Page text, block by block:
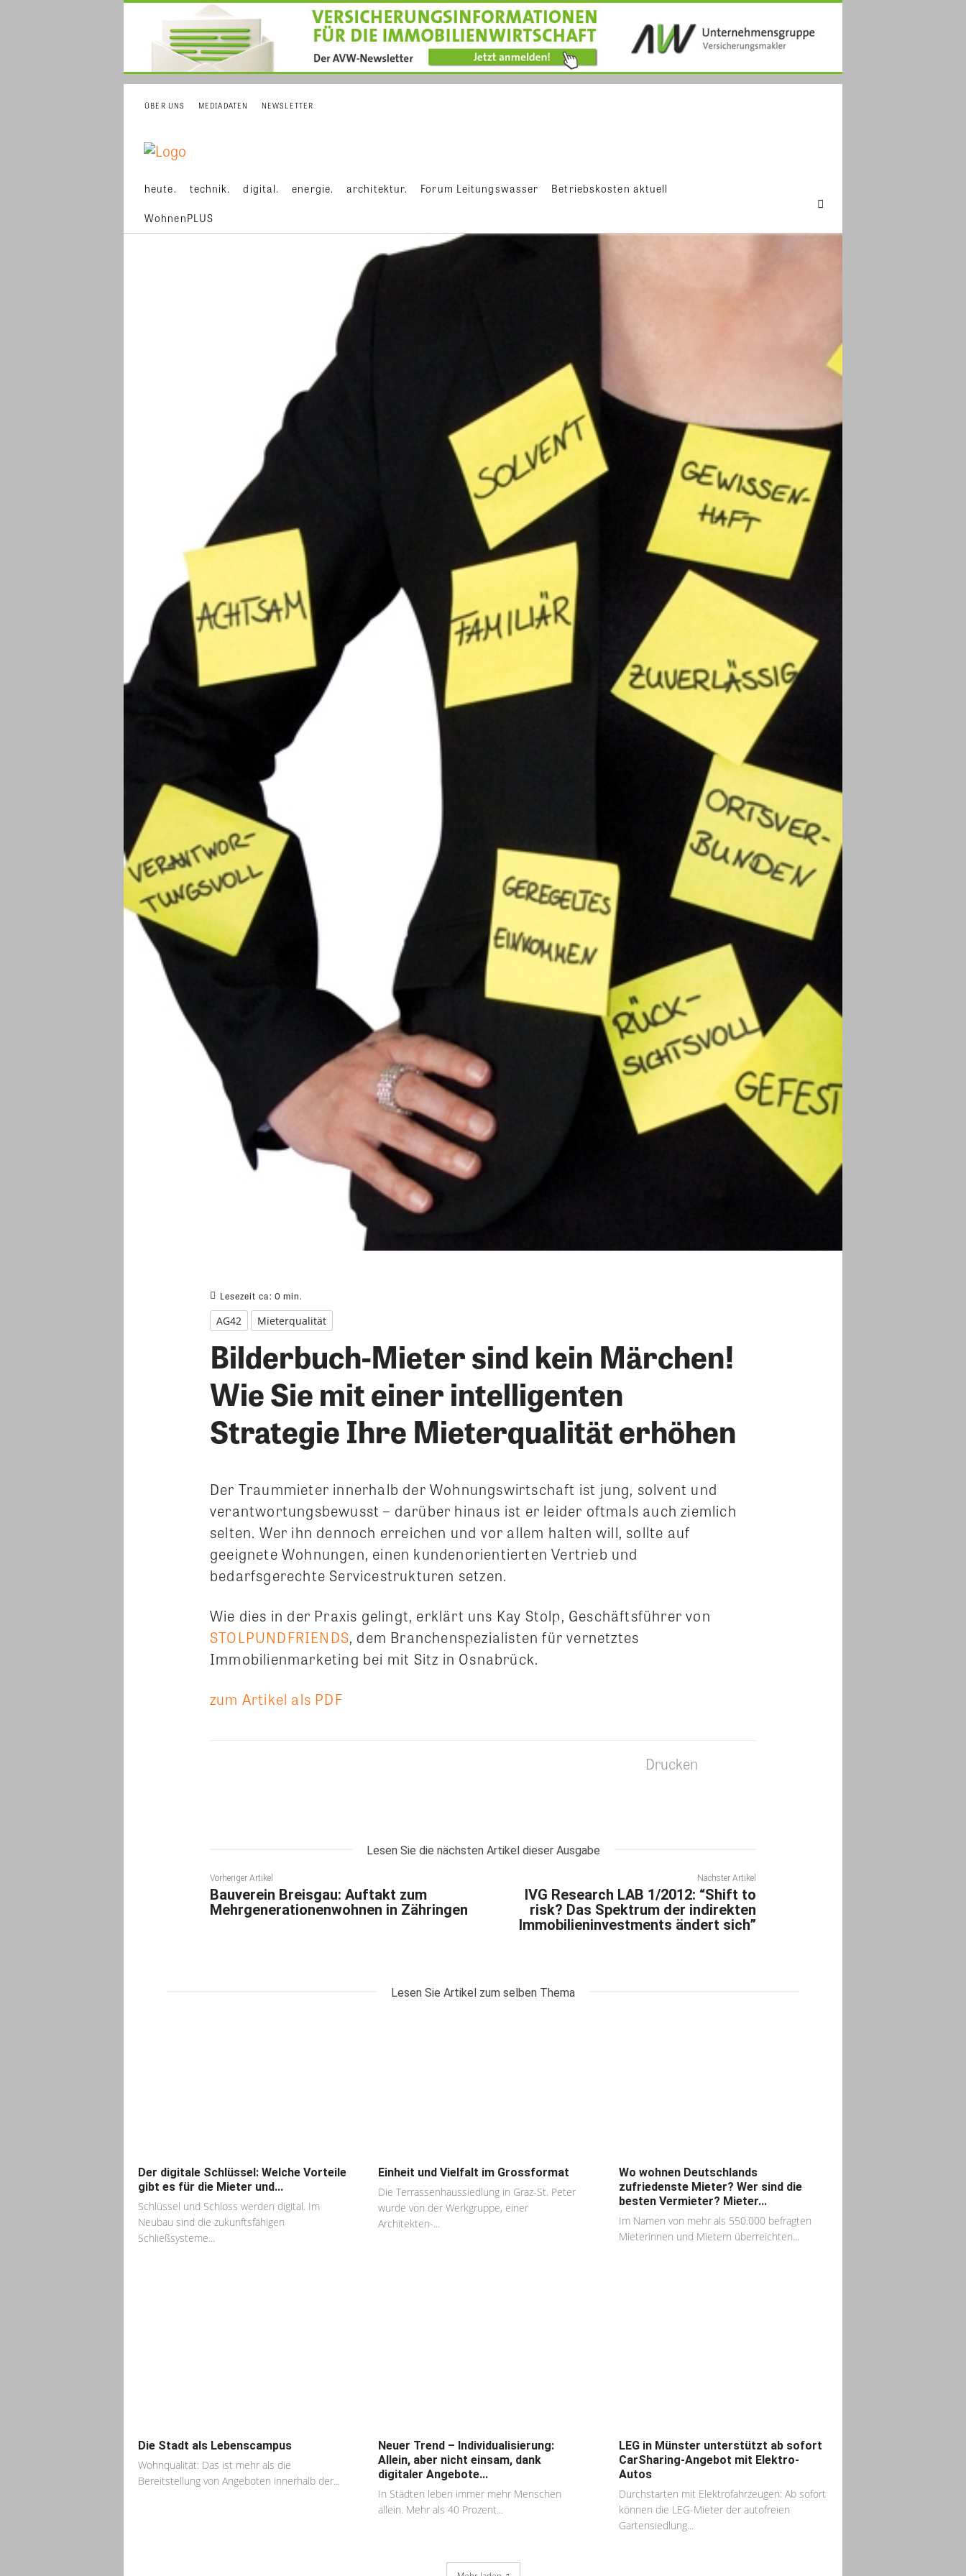
ÜBER UNS MEDIADATEN NEWSLETTER
heute. technik. digital. energie. architektur. Forum Leitungswasser Betriebskosten aktuell
WohnenPLUS
Lesezeit ca: 0 min.
AG42 Mieterqualität
Bilderbuch-Mieter sind kein Märchen!
Wie Sie mit einer intelligenten
Strategie Ihre Mieterqualität erhöhen
Der Traummieter innerhalb der Wohnungswirtschaft ist jung, solvent und
verantwortungsbewusst – darüber hinaus ist er leider oftmals auch ziemlich
selten. Wer ihn dennoch erreichen und vor allem halten will, sollte auf
geeignete Wohnungen, einen kundenorientierten Vertrieb und
bedarfsgerechte Servicestrukturen setzen.
Wie dies in der Praxis gelingt, erklärt uns Kay Stolp, Geschäftsführer von
STOLPUNDFRIENDS, dem Branchenspezialisten für vernetztes
Immobilienmarketing bei mit Sitz in Osnabrück.
zum Artikel als PDF
Drucken
Lesen Sie die nächsten Artikel dieser Ausgabe
Vorheriger Artikel
Bauverein Breisgau: Auftakt zum
Mehrgenerationenwohnen in Zähringen
Nächster Artikel
IVG Research LAB 1/2012: “Shift to
risk? Das Spektrum der indirekten
Immobilieninvestments ändert sich”
Lesen Sie Artikel zum selben Thema
Der digitale Schlüssel: Welche Vorteile
gibt es für die Mieter und...
Schlüssel und Schloss werden digital. Im
Neubau sind die zukunftsfähigen
Schließsysteme...
Einheit und Vielfalt im Grossformat
Die Terrassenhaussiedlung in Graz-St. Peter
wurde von der Werkgruppe, einer
Architekten-...
Wo wohnen Deutschlands
zufriedenste Mieter? Wer sind die
besten Vermieter? Mieter...
Im Namen von mehr als 550.000 befragten
Mieterinnen und Mietern überreichten...
Die Stadt als Lebenscampus
Wohnqualität: Das ist mehr als die
Bereitstellung von Angeboten innerhalb der...
Neuer Trend – Individualisierung:
Allein, aber nicht einsam, dank
digitaler Angebote...
In Städten leben immer mehr Menschen
allein. Mehr als 40 Prozent...
LEG in Münster unterstützt ab sofort
CarSharing-Angebot mit Elektro-
Autos
Durchstarten mit Elektrofahrzeugen: Ab sofort
können die LEG-Mieter der autofreien
Gartensiedlung...